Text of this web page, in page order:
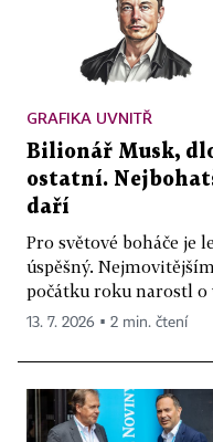
GRAFIKA UVNITŘ
Bilionář Musk,
ostatní.
daří
Pro světové boháče
úspěšný.
počátku roku narostl o
13. 7. 2026 ▪ 2 min. čtení